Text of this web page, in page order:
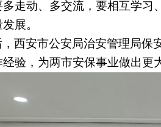
走动、多交流，要相互学习
展。
西安市公安局治安管理局保
验，为两市安保事业做出更